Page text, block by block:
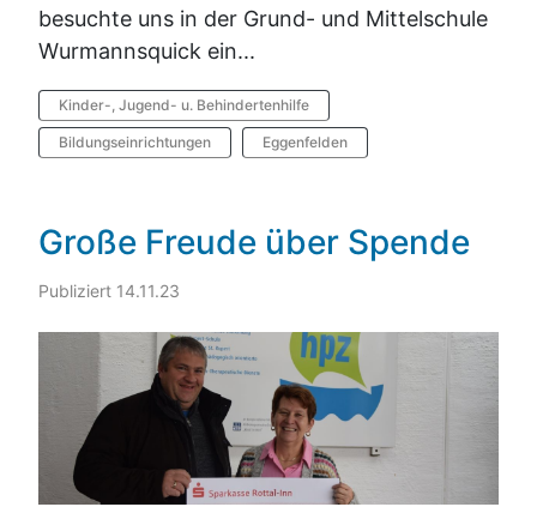
besuchte uns in der Grund- und Mittelschule
Wurmannsquick ein...
Kinder-, Jugend- u. Behindertenhilfe
Bildungseinrichtungen Eggenfelden
Große Freude über Spende
Publiziert 14.11.23